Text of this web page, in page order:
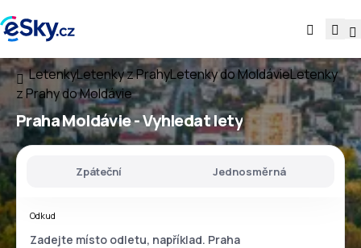
LetenkyLetenky z PrahyLetenky do MoldávieLetenky
z Prahy do Moldávie
Praha Moldávie- Vyhledat lety
Zpáteční Jednosměrná
Odkud